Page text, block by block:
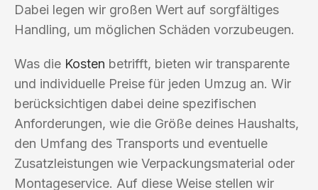
Dabei legen wir großen Wert auf sorgfältiges
Handling, um möglichen Schäden vorzubeugen.
Was die Kosten betrifft, bieten wir transparente
und individuelle Preise für jeden Umzug an. Wir
berücksichtigen dabei deine spezifischen
Anforderungen, wie die Größe deines Haushalts,
den Umfang des Transports und eventuelle
Zusatzleistungen wie Verpackungsmaterial oder
Montageservice. Auf diese Weise stellen wir